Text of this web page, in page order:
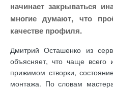
начинает закрываться
многие думают, что
качестве профиля.
Дмитрий Осташенко из
объясняет, что чаще всего
прижимом створки,
монтажа. По словам